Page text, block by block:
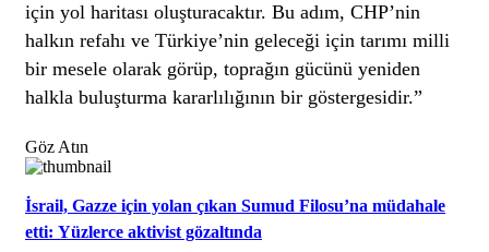
için yol haritası oluşturacaktır. Bu adım, CHP’nin
halkın refahı ve Türkiye’nin geleceği için tarımı milli
bir mesele olarak görüp, toprağın gücünü yeniden
halkla buluşturma kararlılığının bir göstergesidir.”
Göz Atın
İsrail, Gazze için yolan çıkan Sumud Filosu’na müdahale
etti: Yüzlerce aktivist gözaltında